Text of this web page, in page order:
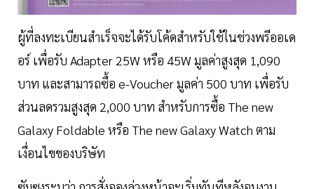
ผู้ที่ลงทะเบียนสำเร็จจะได้รับโค้ดสำหรับใช้ในช่วงพรีออเด
อร์ เพื่อรับ Adapter 25W หรือ 45W มูลค่าสูงสุด 1,090
บาท และสามารถซื้อ e-Voucher มูลค่า 500 บาท เพื่อรับ
ส่วนลดรวมสูงสุด 2,000 บาท สำหรับการซื้อ The new
Galaxy Foldable หรือ The new Galaxy Watch ตาม
เงื่อนไขของบริษัท